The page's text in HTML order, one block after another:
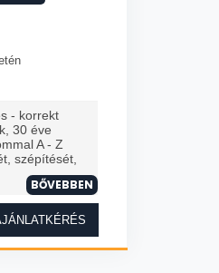
- korrekt
30 éve
A - Z
szépítését,
BŐVEBBEN